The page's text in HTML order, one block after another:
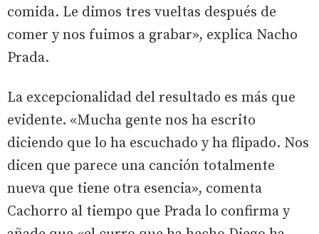
comida. Le dimos tres vueltas después de
comer y nos fuimos a grabar», explica Nacho
Prada.
La excepcionalidad del resultado es más que
evidente. «Mucha gente nos ha escrito
diciendo que lo ha escuchado y ha flipado. Nos
dicen que parece una canción totalmente
nueva que tiene otra esencia», comenta
Cachorro al tiempo que Prada lo confirma y